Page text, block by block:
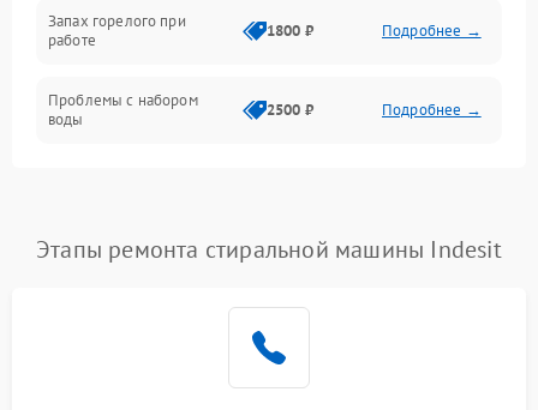
Запах горелого при
работе
1800 ₽ Подробнее →
Проблемы с набором
воды
2500 ₽ Подробнее →
Подробнее →
Этапы ремонта стиральной машины Indesit